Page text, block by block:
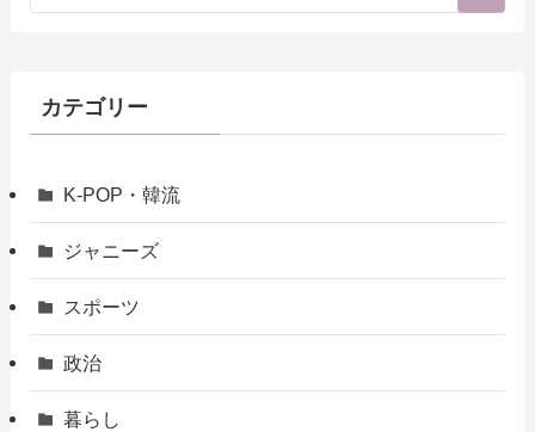
カテゴリー
K-POP・韓流
ジャニーズ
スポーツ
政治
暮らし